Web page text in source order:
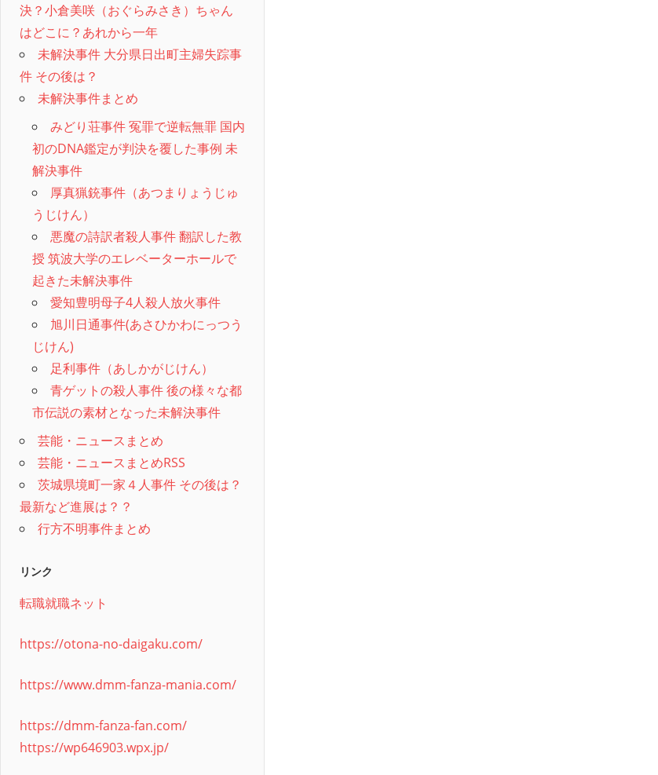
決？小倉美咲（おぐらみさき）ちゃん
はどこに？あれから一年
未解決事件 大分県日出町主婦失踪事
件 その後は？
未解決事件まとめ
みどり荘事件 冤罪で逆転無罪 国内
初のDNA鑑定が判決を覆した事例 未
解決事件
厚真猟銃事件（あつまりょうじゅ
うじけん）
悪魔の詩訳者殺人事件 翻訳した教
授 筑波大学のエレベーターホールで
起きた未解決事件
愛知豊明母子4人殺人放火事件
旭川日通事件(あさひかわにっつう
じけん)
足利事件（あしかがじけん）
青ゲットの殺人事件 後の様々な都
市伝説の素材となった未解決事件
芸能・ニュースまとめ
芸能・ニュースまとめRSS
茨城県境町一家４人事件 その後は？
最新など進展は？？
行方不明事件まとめ
リンク
転職就職ネット
https://otona-no-daigaku.com/
https://www.dmm-fanza-mania.com/
https://dmm-fanza-fan.com/
https://wp646903.wpx.jp/